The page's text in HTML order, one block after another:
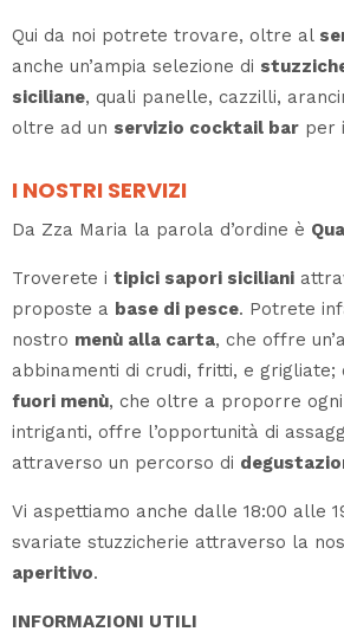
Qui da noi potrete trovare, oltre al
anche un’ampia selezione di
siciliane, quali panelle, cazzilli,
oltre ad un servizio cocktail bar per
I NOSTRI SERVIZI
Da Zza Maria la parola d’ordine è
Troverete i tipici sapori siciliani
proposte a base di pesce. Potrete
nostro menù alla carta, che offre
abbinamenti di crudi, fritti, e grigliate;
fuori menù, che oltre a proporre
intriganti, offre l’opportunità di
attraverso un percorso di
Vi aspettiamo anche dalle 18:00 alle
svariate stuzzicherie attraverso la
aperitivo.
INFORMAZIONI UTILI